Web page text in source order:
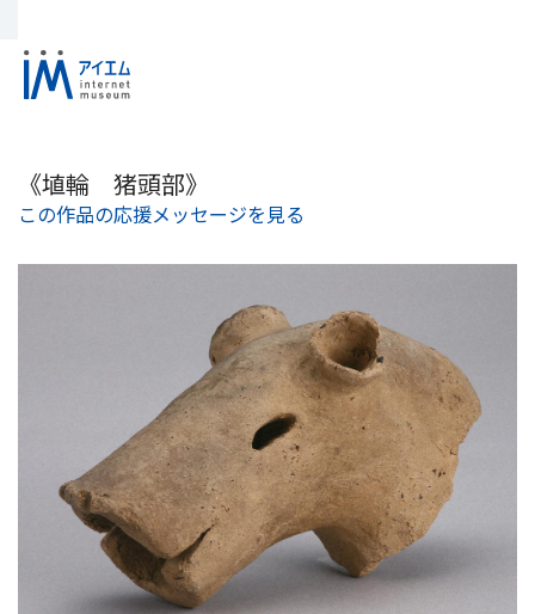
《埴輪 猪頭部》
この作品の応援メッセージを見る